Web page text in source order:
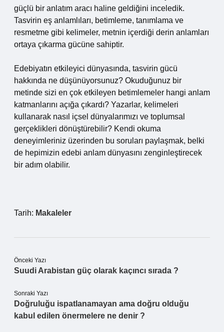
güçlü bir anlatım aracı haline geldiğini inceledik.
Tasvirin eş anlamlıları, betimleme, tanımlama ve
resmetme gibi kelimeler, metnin içerdiği derin anlamları
ortaya çıkarma gücüne sahiptir.
Edebiyatın etkileyici dünyasında, tasvirin gücü
hakkında ne düşünüyorsunuz? Okuduğunuz bir
metinde sizi en çok etkileyen betimlemeler hangi anlam
katmanlarını açığa çıkardı? Yazarlar, kelimeleri
kullanarak nasıl içsel dünyalarımızı ve toplumsal
gerçeklikleri dönüştürebilir? Kendi okuma
deneyimleriniz üzerinden bu soruları paylaşmak, belki
de hepimizin edebi anlam dünyasını zenginleştirecek
bir adım olabilir.
Tarih: Makaleler
Önceki Yazı
Suudi Arabistan güç olarak kaçıncı sırada ?
Sonraki Yazı
Doğruluğu ispatlanamayan ama doğru olduğu
kabul edilen önermelere ne denir ?